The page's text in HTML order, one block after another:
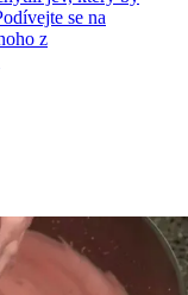
se na
z